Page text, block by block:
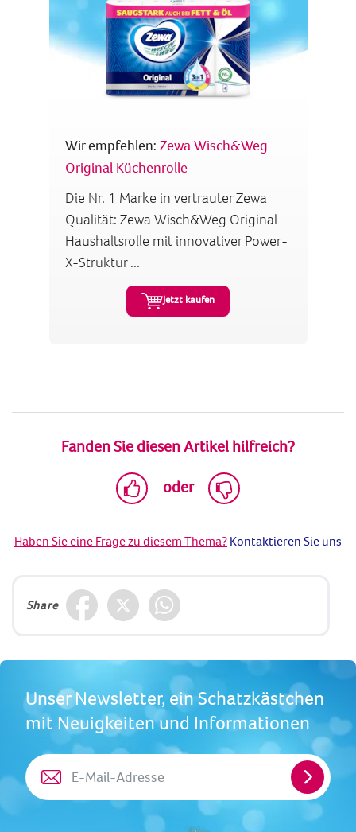
Wir empfehlen: Zewa Wisch&Weg
Original Küchenrolle
Die Nr. 1 Marke in vertrauter Zewa
Qualität: Zewa Wisch&Weg Original
Haushaltsrolle mit innovativer Power-
X-Struktur ...
Jetzt kaufen
Fanden Sie diesen Artikel hilfreich?
oder
Haben Sie eine Frage zu diesem Thema? Kontaktieren Sie uns
Share
Unser Newsletter, ein Schatzkästchen
mit Neuigkeiten und Informationen
E-
Mail-
Adresse